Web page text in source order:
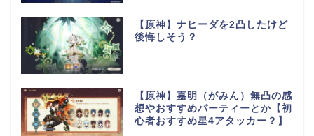
【原神】ナヒーダを2凸したけど
後悔しそう？
【原神】嘉明（がみん）無凸の感
想やおすすめパーティーとか【初
心者おすすめ星4アタッカー？】